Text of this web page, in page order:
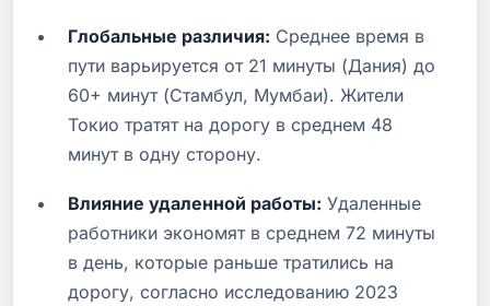
Глобальные различия: Среднее время в
пути варьируется от 21 минуты (Дания) до
60+ минут (Стамбул, Мумбаи). Жители
Токио тратят на дорогу в среднем 48
минут в одну сторону.
Влияние удаленной работы: Удаленные
работники экономят в среднем 72 минуты
в день, которые раньше тратились на
дорогу, согласно исследованию 2023